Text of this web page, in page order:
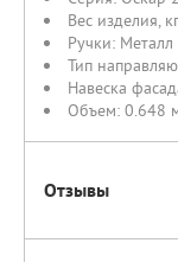
Вес изделия,
Ручки: Металл
Тип
Навеска
Объем: 0.648
Отзывы